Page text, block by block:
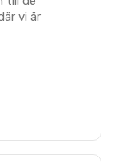
vi är